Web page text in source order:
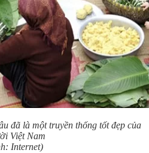
giỏ hàng.
đã là một truyền thống tốt đẹp của
Việt Nam
Internet)